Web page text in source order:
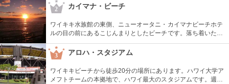
心者の方も基本動作からきちんと学んで、いざ海へ！
2 カイマナ・ビーチ
ワイキキ水族館の東側、ニューオータニ・カイマナビーチホテ
ルの目の前にあるこじんまりとしたビーチです。落ち着いた雰
囲気なので、朝などお散歩途中に立ち寄ってみたい場所です。
すぐ横には終戦記念プールもあります。
3 アロハ・スタジアム
ワイキキビーチから徒歩20分の場所にあります。ハワイ大学ア
メフトチームの本拠地で、ハワイ最大のスタジアムです。週3